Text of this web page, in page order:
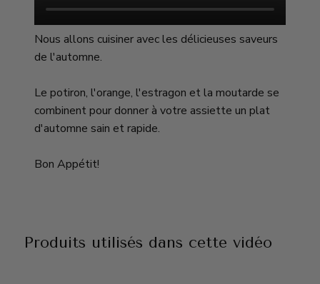
Nous allons cuisiner avec les délicieuses saveurs
de l'automne.
Le potiron, l'orange, l'estragon et la moutarde se
combinent pour donner à votre assiette un plat
d'automne sain et rapide.
Bon Appétit!
Produits utilisés dans cette vidéo